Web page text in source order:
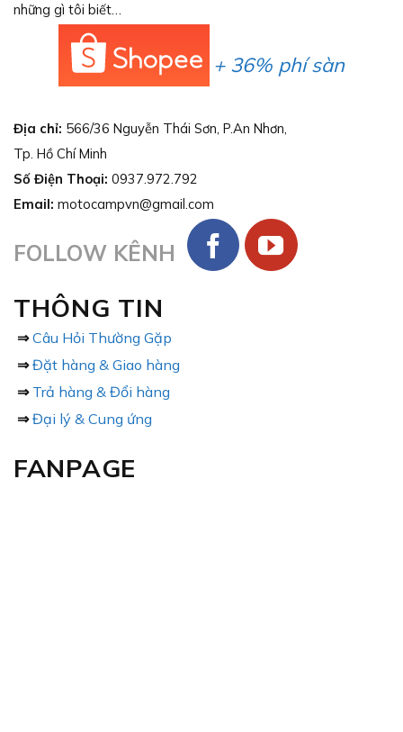
những gì tôi biết…
+ 36% phí sàn
Địa chỉ: 566/36 Nguyễn Thái Sơn, P.An Nhơn,
Tp. Hồ Chí Minh
Số Điện Thoại: 0937.972.792
Email: motocampvn@gmail.com
FOLLOW KÊNH
THÔNG TIN
⇒ Câu Hỏi Thường Gặp
⇒ Đặt hàng & Giao hàng
⇒ Trả hàng & Đổi hàng
⇒ Đại lý & Cung ứng
FANPAGE